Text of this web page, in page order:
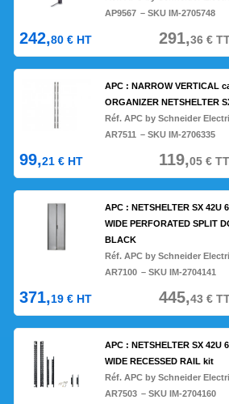
AP9567 – SKU IM-2705748
242,80 € HT 291,36€
APC : NARROW VERTICAL
ORGANIZER NETSHELTER
Réf. APC by Schneider
AR7511 – SKU IM-2706335
99,21 € HT 119,05€
APC : NETSHELTER SX 42U
WIDE PERFORATED SPLIT
BLACK
Réf. APC by Schneider
AR7100 – SKU IM-2704141
371,19 € HT 445,43€
APC : NETSHELTER SX 42U
WIDE RECESSED RAIL kit
Réf. APC by Schneider
AR7503 – SKU IM-2704160